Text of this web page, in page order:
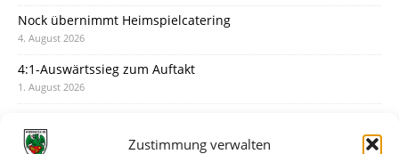
Zustimmung verwalten
Nock übernimmt Heimspielcatering
4. August 2026
4:1-Auswärtssieg zum Auftakt
1. August 2026
31. Juli 2026